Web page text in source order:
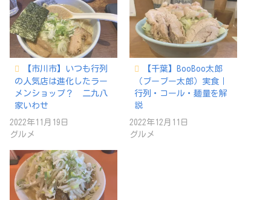
【市川市】いつも行列
の人気店は進化したラー
メンショップ？ 二九八
家いわせ
2022年11月19日
グルメ
【千葉】BooBoo太郎
（ブーブー太郎）実食｜
行列・コール・麺量を解
説
2022年12月11日
グルメ